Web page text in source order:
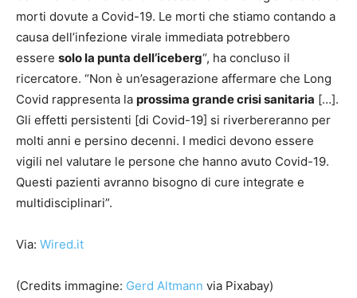
morti dovute a Covid-19. Le morti che stiamo contando a
causa dell’infezione virale immediata potrebbero
essere solo la punta dell’iceberg“, ha concluso il
ricercatore. “Non è un’esagerazione affermare che Long
Covid rappresenta la prossima grande crisi sanitaria […].
Gli effetti persistenti [di Covid-19] si riverbereranno per
molti anni e persino decenni. I medici devono essere
vigili nel valutare le persone che hanno avuto Covid-19.
Questi pazienti avranno bisogno di cure integrate e
multidisciplinari”.
Via: Wired.it
(Credits immagine: Gerd Altmann via Pixabay)